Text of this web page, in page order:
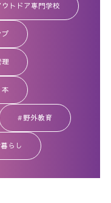
ウトドア専門学校
プ
本
野外教育
らし